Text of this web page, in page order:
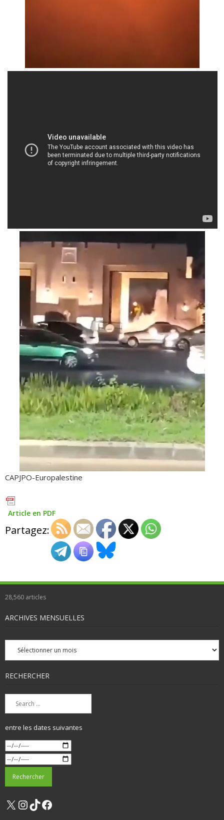
CAPJPO-Europalestine
Article en PDF
Partagez:
28,560 articles
ARCHIVES MENSUELLES
Archives
mensuelles
RECHERCHER
entre les dates suivantes
X Instagram
TikTok